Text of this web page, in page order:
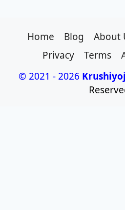
Home Blog About
Privacy
Terms
© 2021 - 2026